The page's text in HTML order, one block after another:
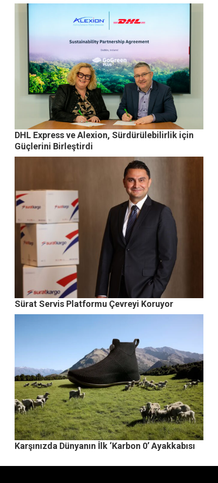
DHL Express ve Alexion, Sürdürülebilirlik için
Güçlerini Birleştirdi
Sürat Servis Platformu Çevreyi Koruyor
Karşınızda Dünyanın İlk ‘Karbon 0’ Ayakkabısı